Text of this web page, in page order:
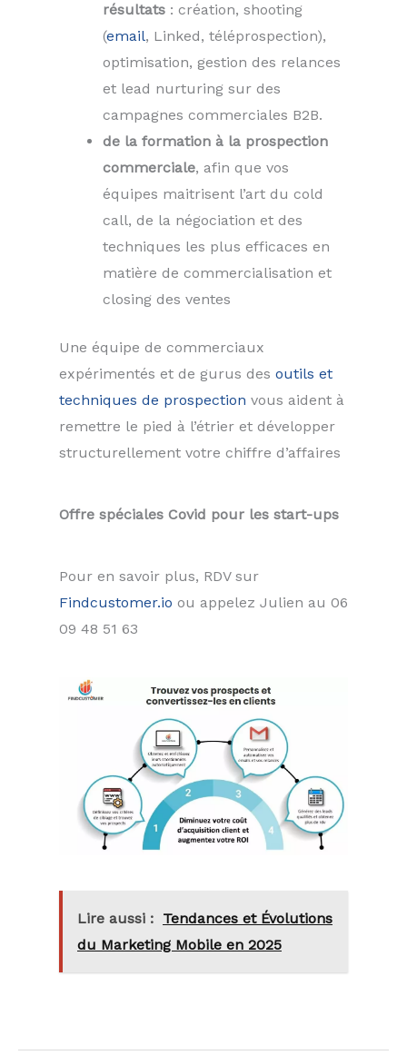
résultats : création, shooting
(email, Linked, téléprospection),
optimisation, gestion des relances
et lead nurturing sur des
campagnes commerciales B2B.
de la formation à la prospection
commerciale, afin que vos
équipes maitrisent l’art du cold
call, de la négociation et des
techniques les plus efficaces en
matière de commercialisation et
closing des ventes
Une équipe de commerciaux
expérimentés et de gurus des outils et
techniques de prospection vous aident à
remettre le pied à l’étrier et développer
structurellement votre chiffre d’affaires
Offre spéciales Covid pour les start-ups
Pour en savoir plus, RDV sur
Findcustomer.io ou appelez Julien au 06
09 48 51 63
Lire aussi : Tendances et Évolutions
du Marketing Mobile en 2025